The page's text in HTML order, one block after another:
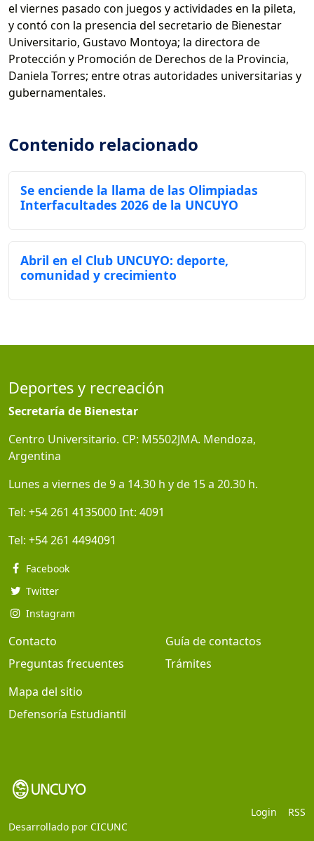
el viernes pasado con juegos y actividades en la pileta,
y contó con la presencia del secretario de Bienestar
Universitario, Gustavo Montoya; la directora de
Protección y Promoción de Derechos de la Provincia,
Daniela Torres; entre otras autoridades universitarias y
gubernamentales.
Contenido relacionado
Se enciende la llama de las Olimpiadas
Interfacultades 2026 de la UNCUYO
Abril en el Club UNCUYO: deporte,
comunidad y crecimiento
Deportes y recreación
Secretaría de Bienestar
Centro Universitario. CP: M5502JMA. Mendoza,
Argentina
Lunes a viernes de 9 a 14.30 h y de 15 a 20.30 h.
Tel: +54 261 4135000Int: 4091
Tel: +54 261 4494091
Facebook
Twitter
Instagram
Contacto
Preguntas frecuentes
Guía de contactos
Trámites
Mapa del sitio
Defensoría Estudiantil
Login
RSS
Desarrollado por CICUNC